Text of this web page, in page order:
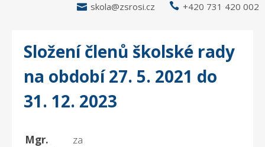
 skola@zsrosi.cz  +420 731 420 002
Složení členů školské rady
na období 27. 5. 2021 do
31. 12. 2023
Mgr.
za